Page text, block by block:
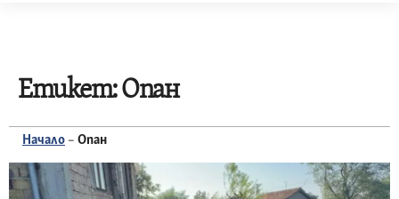
Етикет:Опан
Начало – Опан